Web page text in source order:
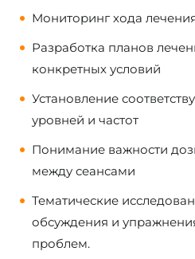
Мониторинг хода
Разработка планов
конкретных условий
Установление
уровней и частот
Понимание важности
между сеансами
Тематические
обсуждения и
проблем.